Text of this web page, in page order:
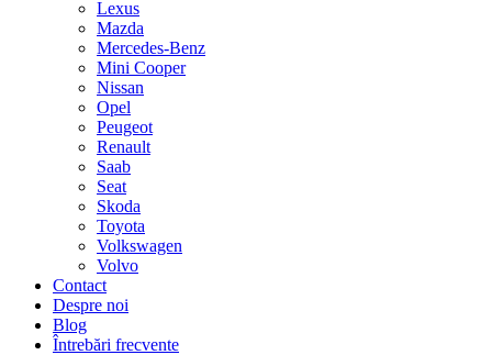
Lexus
Mazda
Mercedes-Benz
Mini Cooper
Nissan
Opel
Peugeot
Renault
Saab
Seat
Skoda
Toyota
Volkswagen
Volvo
Contact
Despre noi
Blog
Întrebări frecvente